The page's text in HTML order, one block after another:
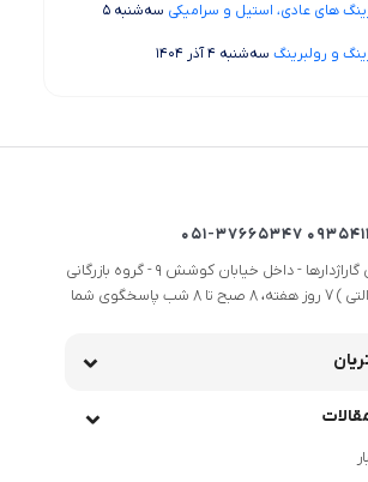
های عادی، استیل و سرامیکی
سه‌شنبه 5
و رولبرینگ سه‌شنبه 4 آذر 1404
09354117894
آدرس: مشهد - خیابان گاراژدارها - داخل خیابان کوشش 9 - گروه بازرگانی
عدالتی ( ابوالفضل عدالتی ) 7 روز هفته، 8 صبح تا 8 شب پاسخگوی شما